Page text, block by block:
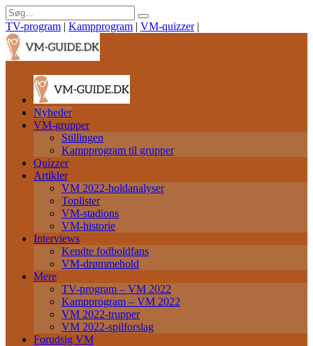
TV-program | Kampprogram | VM-quizzer |
Nyheder
VM-grupper
Stillingen
Kampprogram til grupper
Quizzer
Artikler
VM 2022-holdanalyser
Toplister
VM-stadions
VM-historie
Interviews
Kendte fodboldfans
VM-drømmehold
Mere
TV-program – VM 2022
Kampprogram – VM 2022
VM 2022-trupper
VM 2022-spilforslag
Forudsig VM